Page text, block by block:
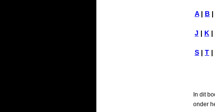
A| B |
J | K |
S | T |
In dit
onder